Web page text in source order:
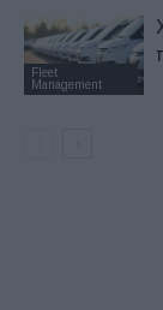
Fleet
Management